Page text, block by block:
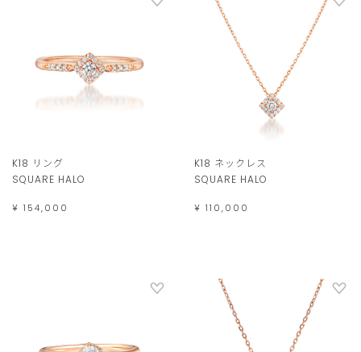
K18 リング
SQUARE HALO
¥ 154,000
K18 ネックレス
SQUARE HALO
¥ 110,000